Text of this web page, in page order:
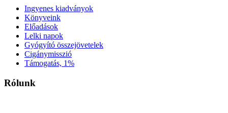
Ingyenes kiadványok
Könyveink
Előadások
Lelki napok
Gyógyító összejövetelek
Cigánymisszió
Támogatás, 1%
Rólunk